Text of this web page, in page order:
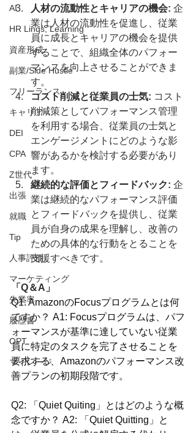
AI
HR Linqs, Learning
資産形成
副業/Side Hustle
フリーランス
キャリア
DEI
CPA
Z世代
出張
就職
Tip
人事評価
マーケティング
失業率
履歴書
OPT
マイレージ
人材の流動性とキャリアの機会: 企
業は人材の流動性を促進し、従業
員に成長とキャリアの機会を提供
することで、組織全体のパフォー
マンスを向上させることができま
す。
コスト削減と従業員の士気: コスト
削減策としてパフォーマンス管理
を利用する場合、従業員の士気と
エンゲージメントにどのような影
響があるかを検討する必要があり
ます。
継続的な評価とフィードバック: 企
業は継続的なパフォーマンス評価
とフィードバックを提供し、従業
員が自身の成果を理解し、改善の
ための具体的な行動をとることを
支援すべきです。
「Q＆A」
Q1: AmazonのFocusプログラムとは何
ですか？ A1: Focusプログラムは、パフ
ォーマンスが基準に達していない従業
員に特定のタスクを完了させることを
要求する、Amazonのパフォーマンス改
善プランの初期段階です。
Q2: 「Quiet Quiting」とはどのような概
念ですか？ A2: 「Quiet Quitting」と